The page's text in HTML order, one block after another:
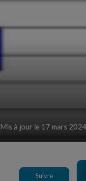
Mis à jour le 17 mars 2024
Suivre